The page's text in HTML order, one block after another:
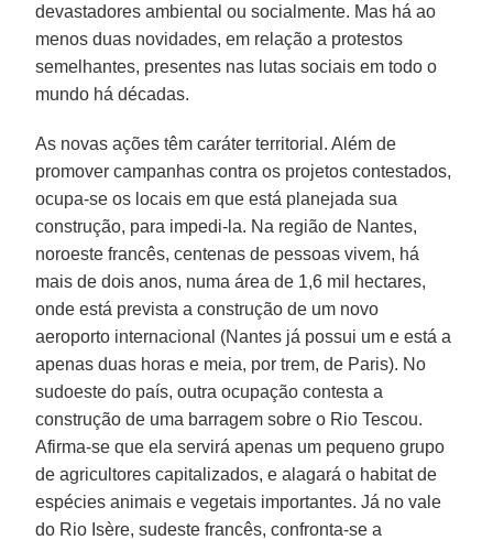
devastadores ambiental ou socialmente. Mas há ao
menos duas novidades, em relação a protestos
semelhantes, presentes nas lutas sociais em todo o
mundo há décadas.
As novas ações têm caráter territorial. Além de
promover campanhas contra os projetos contestados,
ocupa-se os locais em que está planejada sua
construção, para impedi-la. Na região de Nantes,
noroeste francês, centenas de pessoas vivem, há
mais de dois anos, numa área de 1,6 mil hectares,
onde está prevista a construção de um novo
aeroporto internacional (Nantes já possui um e está a
apenas duas horas e meia, por trem, de Paris). No
sudoeste do país, outra ocupação contesta a
construção de uma barragem sobre o Rio Tescou.
Afirma-se que ela servirá apenas um pequeno grupo
de agricultores capitalizados, e alagará o habitat de
espécies animais e vegetais importantes. Já no vale
do Rio Isère, sudeste francês, confronta-se a